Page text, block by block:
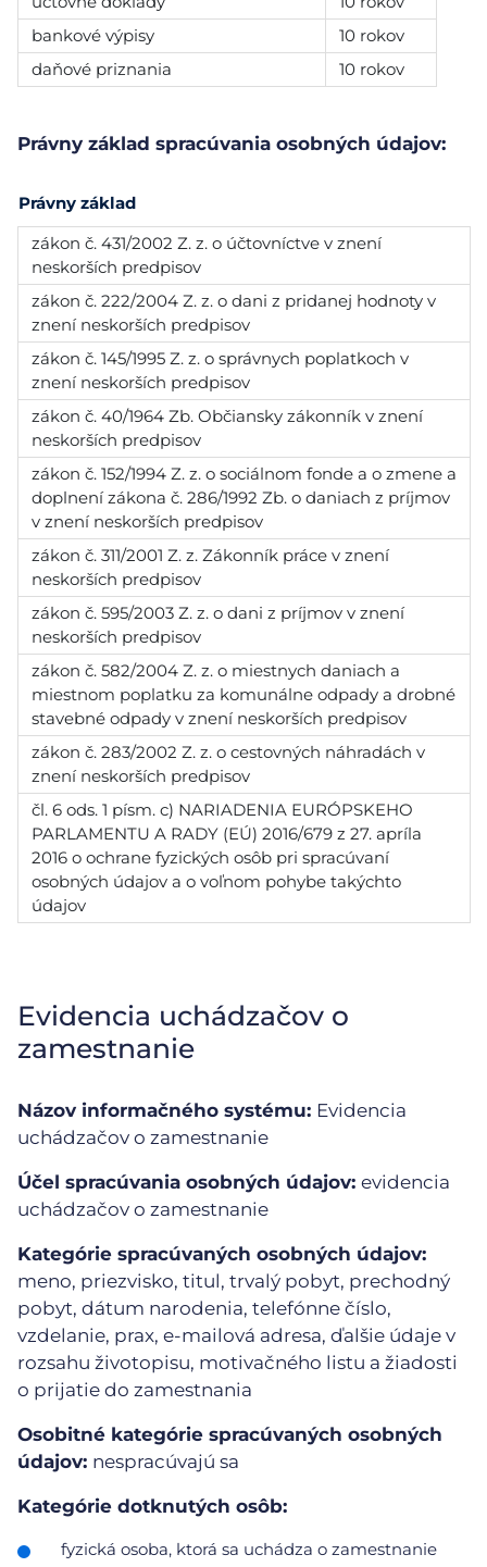
bankové výpisy
10 rokov
daňové priznania
10 rokov
Právny základ spracúvania osobných údajov:
Právny základ
zákon č. 431/2002 Z. z. o účtovníctve v znení
neskorších predpisov
zákon č. 222/2004 Z. z. o dani z pridanej hodnoty v
znení neskorších predpisov
zákon č. 145/1995 Z. z. o správnych poplatkoch v
znení neskorších predpisov
zákon č. 40/1964 Zb. Občiansky zákonník v znení
neskorších predpisov
zákon č. 152/1994 Z. z. o sociálnom fonde a o zmene a
doplnení zákona č. 286/1992 Zb. o daniach z príjmov
v znení neskorších predpisov
zákon č. 311/2001 Z. z. Zákonník práce v znení
neskorších predpisov
zákon č. 595/2003 Z. z. o dani z príjmov v znení
neskorších predpisov
zákon č. 582/2004 Z. z. o miestnych daniach a
miestnom poplatku za komunálne odpady a drobné
stavebné odpady v znení neskorších predpisov
zákon č. 283/2002 Z. z. o cestovných náhradách v
znení neskorších predpisov
čl. 6 ods. 1 písm. c) NARIADENIA EURÓPSKEHO
PARLAMENTU A RADY (EÚ) 2016/679 z 27. apríla
2016 o ochrane fyzických osôb pri spracúvaní
osobných údajov a o voľnom pohybe takýchto
údajov
Evidencia uchádzačov o
zamestnanie
Názov informačného systému: Evidencia
uchádzačov o zamestnanie
Účel spracúvania osobných údajov: evidencia
uchádzačov o zamestnanie
Kategórie spracúvaných osobných údajov:
meno, priezvisko, titul, trvalý pobyt, prechodný
pobyt, dátum narodenia, telefónne číslo,
vzdelanie, prax, e-mailová adresa, ďalšie údaje v
rozsahu životopisu, motivačného listu a žiadosti
o prijatie do zamestnania
Osobitné kategórie spracúvaných osobných
údajov: nespracúvajú sa
Kategórie dotknutých osôb:
fyzická osoba, ktorá sa uchádza o zamestnanie